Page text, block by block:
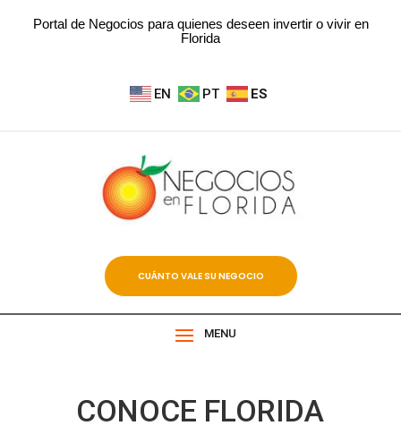
Portal de Negocios para quienes deseen invertir o vivir en
Florida
EN PT ES
CUÁNTO VALE SU NEGOCIO
MENU
CONOCE FLORIDA